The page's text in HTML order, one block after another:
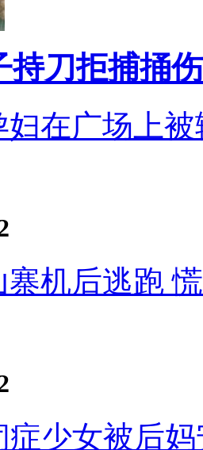
持刀拒捕捅
妇在广场上
机后逃跑
症少女被后